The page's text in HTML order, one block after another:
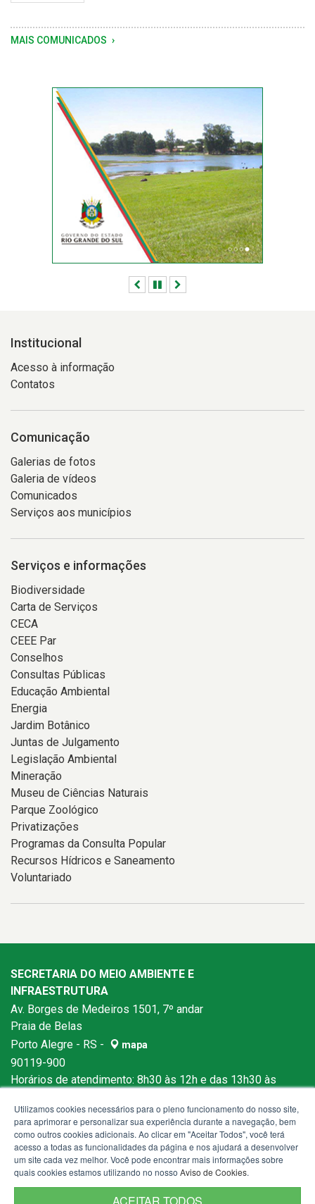
Vistoria
foi
sequência
MAIS COMUNICADOS
AnteriorPausar
Institucional
Acesso à informação
Contatos
Comunicação
Galerias de fotos
Galeria de vídeos
Comunicados
Serviços aos municípios
Serviços e informações
Biodiversidade
Carta de Serviços
CECA
CEEE Par
Conselhos
Consultas Públicas
Educação Ambiental
Energia
Jardim Botânico
Juntas de Julgamento
Legislação Ambiental
Mineração
Museu de Ciências Naturais
Parque Zoológico
Privatizações
Programas da Consulta Popular
Recursos Hídricos e Saneamento
Voluntariado
SECRETARIA DO MEIO AMBIENTE E
INFRAESTRUTURA
Av. Borges de Medeiros 1501, 7º andar
Praia de Belas
Porto Alegre - RS -
mapa
90119-900
Horários de atendimento: 8h30 às 12h e das 13h30 às
Utilizamos cookies necessários para o pleno funcionamento do nosso site,
para aprimorar e personalizar sua experiência durante a navegação, bem
como outros cookies adicionais. Ao clicar em "Aceitar Todos", você terá
acesso a todas as funcionalidades da página e nos ajudará a desenvolver
um site cada vez melhor. Você pode encontrar mais informações sobre
quais cookies estamos utilizando no nosso Aviso de Cookies.